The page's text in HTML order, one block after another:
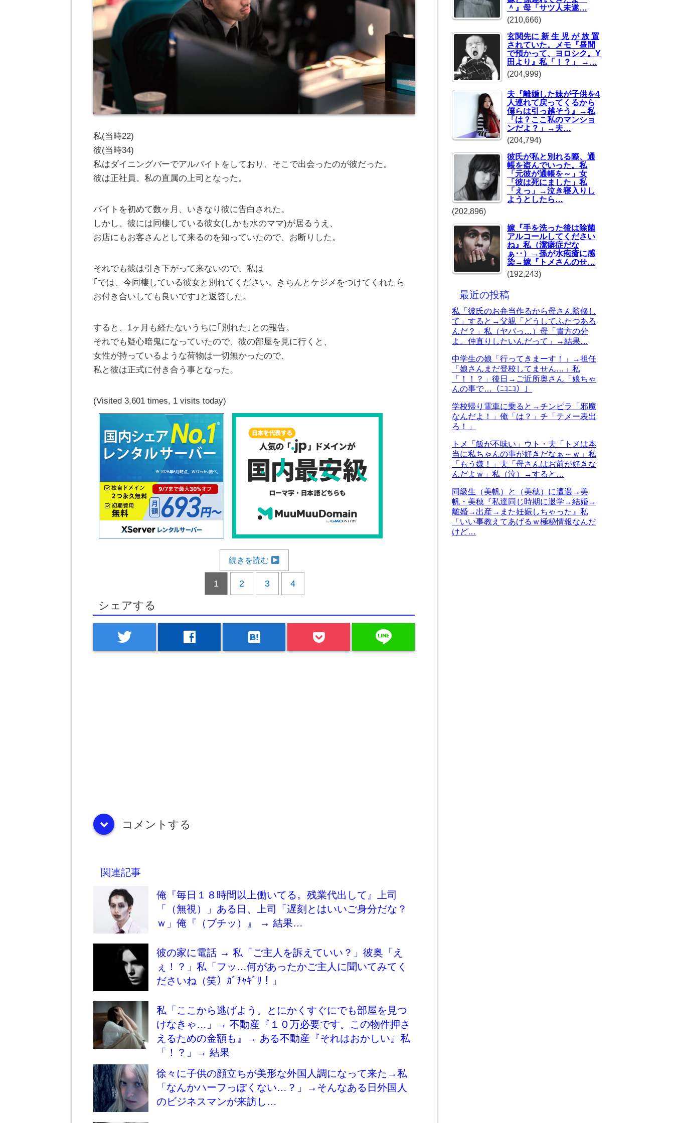
私(当時22)
彼(当時34)
私はダイニングバーでアルバイトをしており、そこで出会ったのが彼だった。
彼は正社員。私の直属の上司となった。
バイトを初めて数ヶ月、いきなり彼に告白された。
しかし、彼には同棲している彼女(しかも水のママ)が居るうえ、
お店にもお客さんとして来るのを知っていたので、お断りした。
それでも彼は引き下がって来ないので、私は
｢では、今同棲している彼女と別れてください。きちんとケジメをつけてくれたら
お付き合いしても良いです｣と返答した。
すると、1ヶ月も経たないうちに｢別れた｣との報告。
それでも疑心暗鬼になっていたので、彼の部屋を見に行くと、
女性が持っているような荷物は一切無かったので、
私と彼は正式に付き合う事となった。
(Visited 3,601 times, 1 visits today)
続きを読む
1 2 3 4
シェアする
twitter facebook hatenabookmark line
down コメントする
関連記事
俺『毎日１８時間以上働いてる。残業代出して』上司
「（無視）」ある日、上司「遅刻とはいいご身分だな？
ｗ」俺『（ブチッ）』 → 結果…
彼の家に電話 → 私「ご主人を訴えていい？」彼奥「え
ぇ！？」私「フッ…何があったかご主人に聞いてみてく
ださいね（笑）ｶﾞﾁｬｷﾞﾘ！」
私「ここから逃げよう。とにかくすぐにでも部屋を見つ
けなきゃ…」→ 不動産『１０万必要です。この物件押さ
えるための金額も』→ ある不動産『それはおかしい』私
「！？」→ 結果
徐々に子供の顔立ちが美形な外国人調になって来た→私
「なんかハーフっぽくない…？」→そんなある日外国人
のビジネスマンが来訪し…
＾』母「サツ人未遂…
(210,666)
玄関先に 新 生 児 が 放 置
されていた。メモ『昼間
で預かって、ヨロシク。Y
田より』私「！？」 →…
(204,999)
夫『離婚した妹が子供を4
人連れて戻ってくるから
僕らは引っ越そう』→私
「は？ここ私のマンショ
ンだよ？」→夫…
(204,794)
彼氏が私と別れる際、通
帳を盗んでいった。私
「元彼が通帳を～」女
「彼は死にました」私
「えっ」→泣き寝入りし
ようとしたら…
(202,896)
嫁『手を洗った後は除菌
アルコールしてください
ね』私（潔癖症だな
ぁ‥）→孫が水疱瘡に感
染→嫁『トメさんのせ…
(192,243)
最近の投稿
私「彼氏のお弁当作るから母さん監修し
て」すると→父親「どうしてふたつある
んだ？」私（ヤバっ…）母「貴方の分
よ。仲直りしたいんだって」→結果…
中学生の娘「行ってきまーす！」→担任
「娘さんまだ登校してません…」私
「！！？」後日→ご近所奥さん「娘ちゃ
んの事で…（ﾆｺﾆｺ）」
学校帰り電車に乗ると→チンピラ「邪魔
なんだよ！」俺「は？」チ「テメー表出
ろ！」
トメ「飯が不味い」ウト・夫「トメは本
当に私ちゃんの事が好きだなぁ～ｗ」私
「もう嫌！」夫「母さんはお前が好きな
んだよｗ」私（泣）→すると…
同級生（美帆）と（美穂）に遭遇→美
帆・美穂『私達同じ時期に退学→結婚→
離婚→出産→また妊娠しちゃった』私
「いい事教えてあげるｗ極秘情報なんだ
けど…